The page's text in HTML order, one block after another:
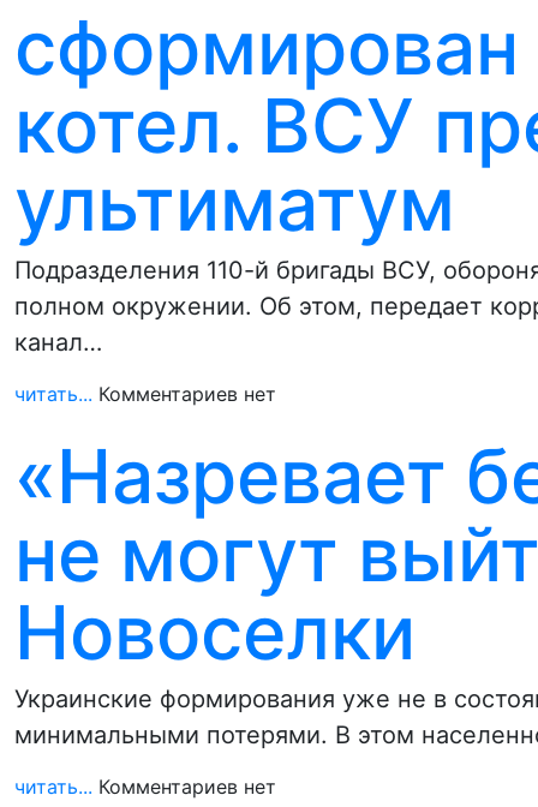
котел. ВСУ
ультиматум
Подразделения 110-й бригады ВСУ,
полном окружении. Об этом, передает
канал…
читать... Комментариев нет
«Назревает
не могут
Новоселки
Украинские формирования уже не в
минимальными потерями. В этом
читать... Комментариев нет